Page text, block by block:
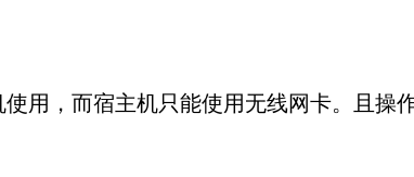
用，而宿主机只能使用无线网卡。且操